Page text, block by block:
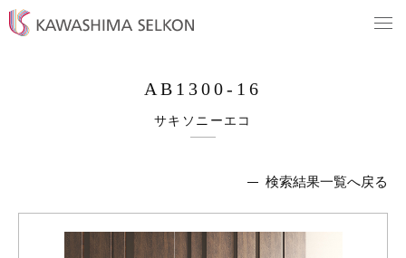
AB1300-16
サキソニーエコ
検索結果一覧へ戻る